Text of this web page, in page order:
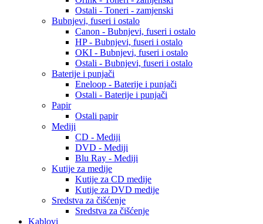
Ostali - Toneri - zamjenski
Bubnjevi, fuseri i ostalo
Canon - Bubnjevi, fuseri i ostalo
HP - Bubnjevi, fuseri i ostalo
OKI - Bubnjevi, fuseri i ostalo
Ostali - Bubnjevi, fuseri i ostalo
Baterije i punjači
Eneloop - Baterije i punjači
Ostali - Baterije i punjači
Papir
Ostali papir
Mediji
CD - Mediji
DVD - Mediji
Blu Ray - Mediji
Kutije za medije
Kutije za CD medije
Kutije za DVD medije
Sredstva za čišćenje
Sredstva za čišćenje
Kablovi